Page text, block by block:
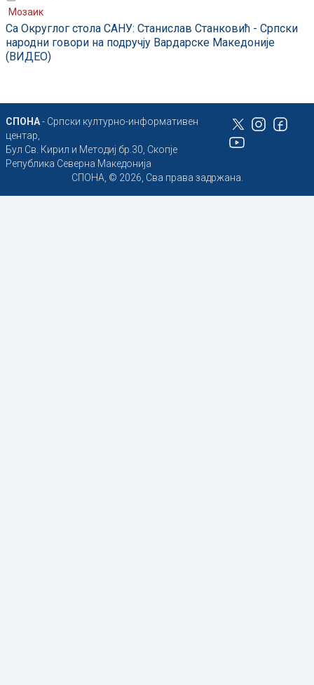
Мозаик
Са Округлог стола САНУ: Станислав Станковић - Српски
народни говори на подручју Вардарске Македоније
(ВИДЕО)
СПОНА- Српски културно-информативен
центар,
Бул Св. Кирил и Методиј бр.30, Скопје
Република Северна Македонија
СПОНА, © 2026, Сва права задржана.